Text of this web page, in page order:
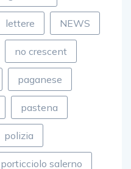
lettere NEWS
no crescent
paganese
pastena
polizia
porticciolo salerno